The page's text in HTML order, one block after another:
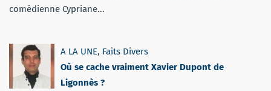
comédienne Cypriane...
A LA UNE, Faits Divers
Où se cache vraiment Xavier Dupont de
Ligonnès ?